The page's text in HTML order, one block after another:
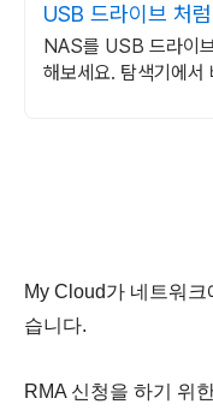
USB 드라이브 처
NAS를 USB 드라이
해보세요. 탐색기에서
My Cloud가 네트워
습니다.
RMA 신청을 하기 위